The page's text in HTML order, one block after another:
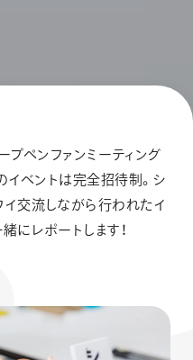
プペンファンミーティング
イベントは完全招待制。シ
イ交流しながら行われたイ
にレポートします！